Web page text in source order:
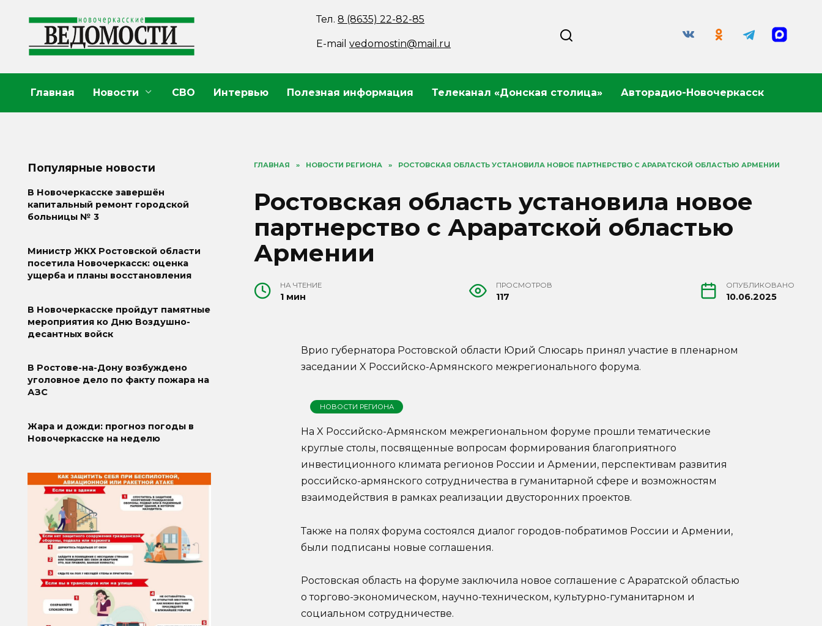
содержанию
Тел.8 (8635) 22-82-85
E-mailvedomostin@mail.ru
Главная Новости СВО Интервью Полезная информация Телеканал «Донская столица» Авторадио-Новочеркасск
ГЛАВНАЯ » НОВОСТИ РЕГИОНА » РОСТОВСКАЯ ОБЛАСТЬ УСТАНОВИЛА НОВОЕ ПАРТНЕРСТВО С АРАРАТСКОЙ ОБЛАСТЬЮ АРМЕНИИ
Ростовская область установила новое
партнерство с Араратской областью
Армении
НА ЧТЕНИЕ
1 мин
ПРОСМОТРОВ
117
ОПУБЛИКОВАНО
10.06.2025
Врио губернатора Ростовской области Юрий Слюсарь принял участие в пленарном
заседании X Российско-Армянского межрегионального форума.
НОВОСТИ РЕГИОНА
На X Российско-Армянском межрегиональном форуме прошли тематические
круглые столы, посвященные вопросам формирования благоприятного
инвестиционного климата регионов России и Армении, перспективам развития
российско-армянского сотрудничества в гуманитарной сфере и возможностям
взаимодействия в рамках реализации двусторонних проектов.
Также на полях форума состоялся диалог городов-побратимов России и Армении,
были подписаны новые соглашения.
Ростовская область на форуме заключила новое соглашение с Араратской областью
о торгово-экономическом, научно-техническом, культурно-гуманитарном и
социальном сотрудничестве.
Популярные новости
В Новочеркасске завершён
капитальный ремонт городской
больницы № 3
Министр ЖКХ Ростовской области
посетила Новочеркасск: оценка
ущерба и планы восстановления
В Новочеркасске пройдут памятные
мероприятия ко Дню Воздушно-
десантных войск
В Ростове-на-Дону возбуждено
уголовное дело по факту пожара на
АЗС
Жара и дожди: прогноз погоды в
Новочеркасске на неделю